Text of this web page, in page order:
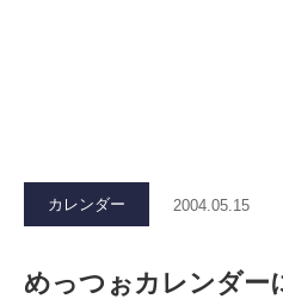
カレンダー 2004.05.15
めっつぉカレンダー